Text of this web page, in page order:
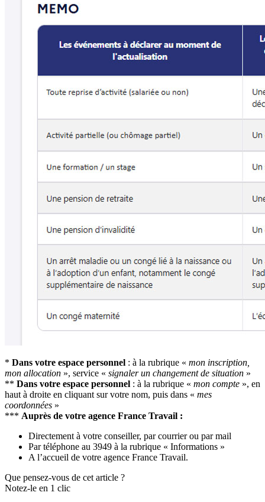
* Dans votre espace personnel : à la rubrique « mon inscription,
mon allocation », service « signaler un changement de situation »
** Dans votre espace personnel : à la rubrique « mon compte », en
haut à droite en cliquant sur votre nom, puis dans « mes
coordonnées »
*** Auprès de votre agence France Travail :
Directement à votre conseiller, par courrier ou par mail
Par téléphone au 3949 à la rubrique « Informations »
A l’accueil de votre agence France Travail.
Que pensez-vous de cet article ?
Notez-le en 1 clic